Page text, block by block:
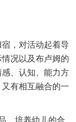
，对活动起着导
况以及布卢姆的
感、认知、能力方
有相互融合的一